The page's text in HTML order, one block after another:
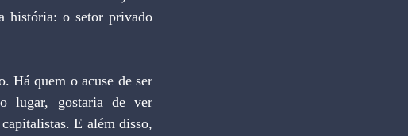
história: o setor privado
Há quem o acuse de ser
lugar, gostaria de ver
E além disso,